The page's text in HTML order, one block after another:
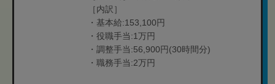
［内訳］
・基本給:153,100円
・役職手当:1万円
・調整手当:56,900円(30時間分)
・職務手当:2万円